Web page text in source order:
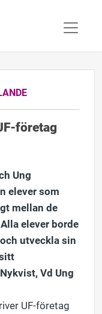
företag
Ung
elever som
mellan de
Alla elever borde
utveckla sin
Vd Ung
UF-företag